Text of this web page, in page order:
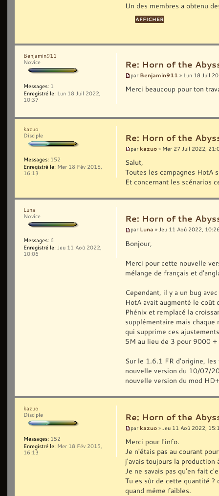
Un des membres a obtenu
Re: Horn of the
par Benjamin911 » Lun 18 Juil
Merci beaucoup pour ton
Benjamin911
Novice
Messages: 1
Enregistré le: Lun 18 Juil 2022,
10:37
Re: Horn of the
par kazuo » Mer 27 Juil 2022,
Salut,
Toutes les campagnes HotA
Et concernant les scénarios
kazuo
Disciple
Messages: 152
Enregistré le: Mer 18 Fév 2015,
16:13
Re: Horn of the
par Luna » Jeu 11 Aoû 2022,
Bonjour,
Merci pour cette nouvelle
mélange de français et
Cependant, il y a un bug
HotA avait augmenté le coût
Phénix et remplacé la
supplémentaire mais
qui supprime ces
5M au lieu de 3 pour 9000
Sur le 1.6.1 FR d'origine,
nouvelle version du 10/07/
nouvelle version du mod
Luna
Novice
Messages: 6
Enregistré le: Jeu 11 Aoû 2022,
10:06
Re: Horn of the
par kazuo » Jeu 11 Aoû 2022,
Merci pour l'info.
Je n'étais pas au courant
j'avais toujours la production
Je ne savais pas qu'en fait
Tu es sûr de cette quantité ?
quand même faibles.
kazuo
Disciple
Messages: 152
Enregistré le: Mer 18 Fév 2015,
16:13